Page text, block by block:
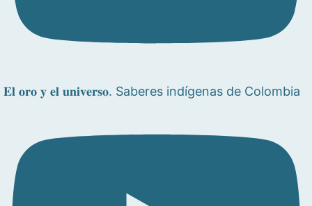
𝐄𝐥 𝐨𝐫𝐨 𝐲 𝐞𝐥 𝐮𝐧𝐢𝐯𝐞𝐫𝐬𝐨. Saberes indígenas de Colombia